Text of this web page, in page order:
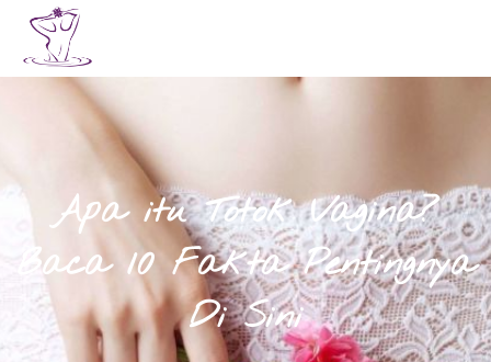
Apa itu Totok Vagina?
Baca 10 Fakta Pentingnya
Di Sini